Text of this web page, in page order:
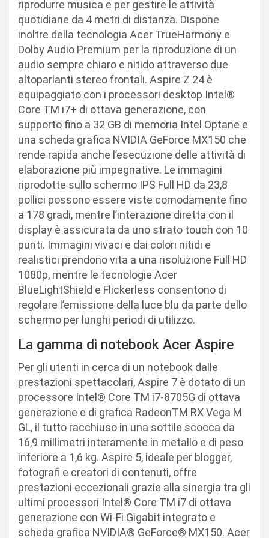
riprodurre musica e per gestire le attività
quotidiane da 4 metri di distanza. Dispone
inoltre della tecnologia Acer TrueHarmony e
Dolby Audio Premium per la riproduzione di un
audio sempre chiaro e nitido attraverso due
altoparlanti stereo frontali. Aspire Z 24 è
equipaggiato con i processori desktop Intel®
Core TM i7+ di ottava generazione, con
supporto fino a 32 GB di memoria Intel Optane e
una scheda grafica NVIDIA GeForce MX150 che
rende rapida anche l’esecuzione delle attività di
elaborazione più impegnative. Le immagini
riprodotte sullo schermo IPS Full HD da 23,8
pollici possono essere viste comodamente fino
a 178 gradi, mentre l’interazione diretta con il
display è assicurata da uno strato touch con 10
punti. Immagini vivaci e dai colori nitidi e
realistici prendono vita a una risoluzione Full HD
1080p, mentre le tecnologie Acer
BlueLightShield e Flickerless consentono di
regolare l’emissione della luce blu da parte dello
schermo per lunghi periodi di utilizzo.
La gamma di notebook Acer Aspire
Per gli utenti in cerca di un notebook dalle
prestazioni spettacolari, Aspire 7 è dotato di un
processore Intel® Core TM i7-8705G di ottava
generazione e di grafica RadeonTM RX Vega M
GL, il tutto racchiuso in una sottile scocca da
16,9 millimetri interamente in metallo e di peso
inferiore a 1,6 kg. Aspire 5, ideale per blogger,
fotografi e creatori di contenuti, offre
prestazioni eccezionali grazie alla sinergia tra gli
ultimi processori Intel® Core TM i7 di ottava
generazione con Wi-Fi Gigabit integrato e
scheda grafica NVIDIA® GeForce® MX150. Acer